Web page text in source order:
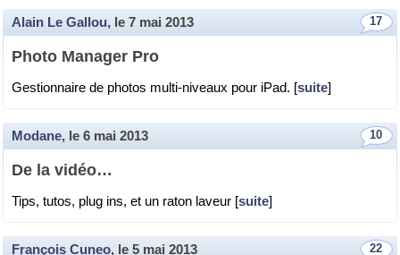
17
Alain Le Gallou, le 7 mai 2013
Photo Ma­na­ger Pro
Ges­tion­naire de pho­tos multi-ni­veaux pour iPad. [suite]
10
Modane, le 6 mai 2013
De la vidéo…
Tips, tutos, plug ins, et un raton la­veur [suite]
22
François Cuneo, le 5 mai 2013